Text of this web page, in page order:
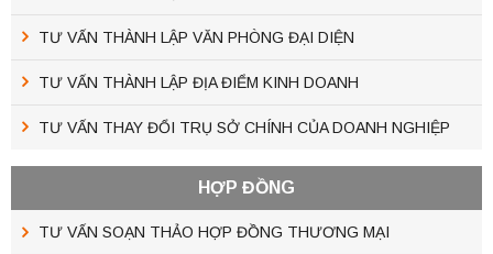
TƯ VẤN THÀNH LẬP VĂN PHÒNG ĐẠI DIỆN
TƯ VẤN THÀNH LẬP ĐỊA ĐIỂM KINH DOANH
TƯ VẤN THAY ĐỔI TRỤ SỞ CHÍNH CỦA DOANH NGHIỆP
HỢP ĐỒNG
TƯ VẤN SOẠN THẢO HỢP ĐỒNG THƯƠNG MẠI